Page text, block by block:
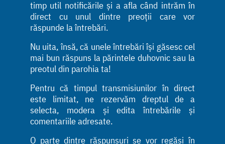
timp util notificările și a afla când intrăm în
direct cu unul dintre preoții care vor
răspunde la întrebări.
Nu uita, însă, că unele întrebări își găsesc cel
mai bun răspuns la părintele duhovnic sau la
preotul din parohia ta!
Pentru că timpul transmisiunilor în direct
este limitat, ne rezervăm dreptul de a
selecta, modera și edita întrebările și
comentariile adresate.
O parte dintre răspunsuri se vor regăsi în